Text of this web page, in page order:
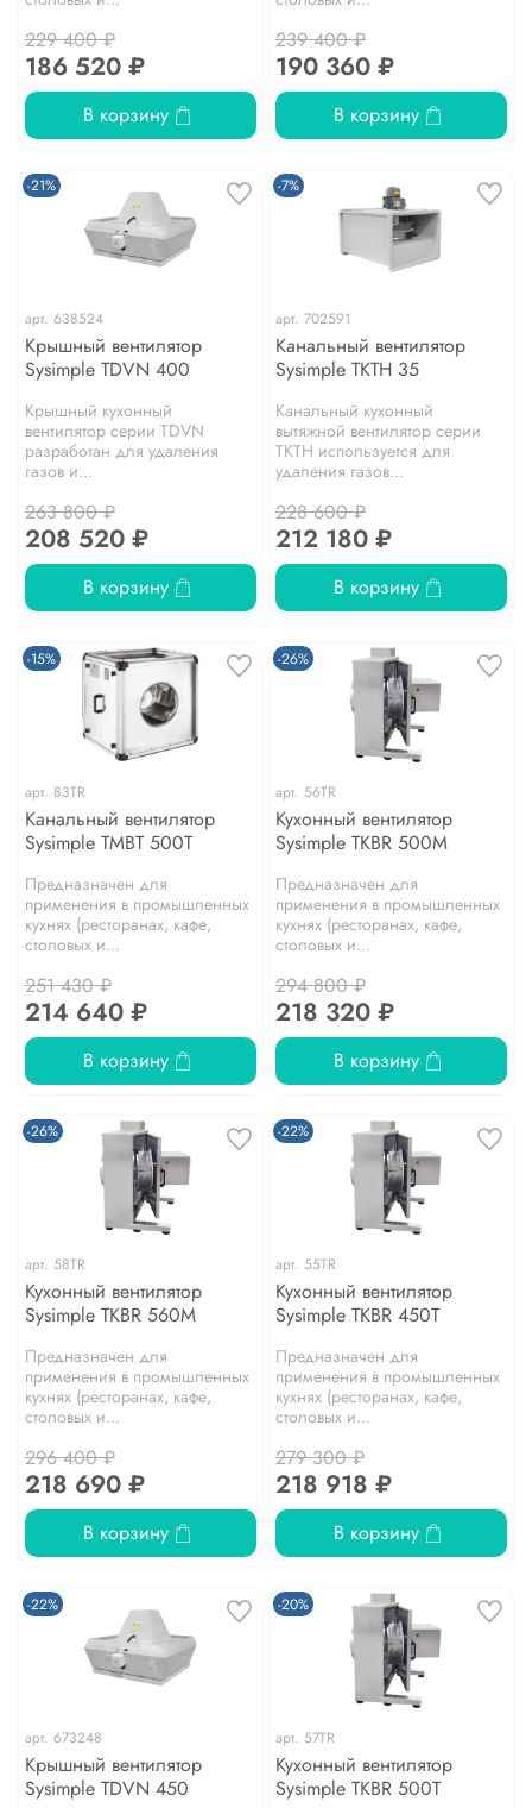
229 400 ₽
186 520 ₽
В корзину
239 400 ₽
190 360 ₽
В корзину
-21%
арт. 638524
Крышный вентилятор
Sysimple TDVN 400
Крышный кухонный
вентилятор серии TDVN
разработан для удаления
газов и...
263 800 ₽
208 520 ₽
В корзину
-7%
арт. 702591
Канальный вентилятор
Sysimple TKTH 35
Канальный кухонный
вытяжной вентилятор серии
TKTH используется для
удаления газов...
228 600 ₽
212 180 ₽
В корзину
-15%
арт. 83TR
Канальный вентилятор
Sysimple TMBT 500T
Предназначен для
применения в промышленных
кухнях (ресторанах, кафе,
столовых и...
251 430 ₽
214 640 ₽
В корзину
-26%
арт. 56TR
Кухонный вентилятор
Sysimple TKBR 500M
Предназначен для
применения в промышленных
кухнях (ресторанах, кафе,
столовых и...
294 800 ₽
218 320 ₽
В корзину
-26%
арт. 58TR
Кухонный вентилятор
Sysimple TKBR 560M
Предназначен для
применения в промышленных
кухнях (ресторанах, кафе,
столовых и...
296 400 ₽
218 690 ₽
В корзину
-22%
арт. 55TR
Кухонный вентилятор
Sysimple TKBR 450T
Предназначен для
применения в промышленных
кухнях (ресторанах, кафе,
столовых и...
279 300 ₽
218 918 ₽
В корзину
-22%
арт. 673248
Крышный вентилятор
Sysimple TDVN 450
-20%
арт. 57TR
Кухонный вентилятор
Sysimple TKBR 500T